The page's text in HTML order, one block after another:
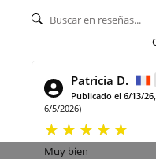
Patricia D.
Publicado el 6/13/
6/5/2026)
Muy bien